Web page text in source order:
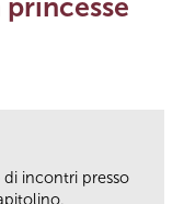
incontri presso